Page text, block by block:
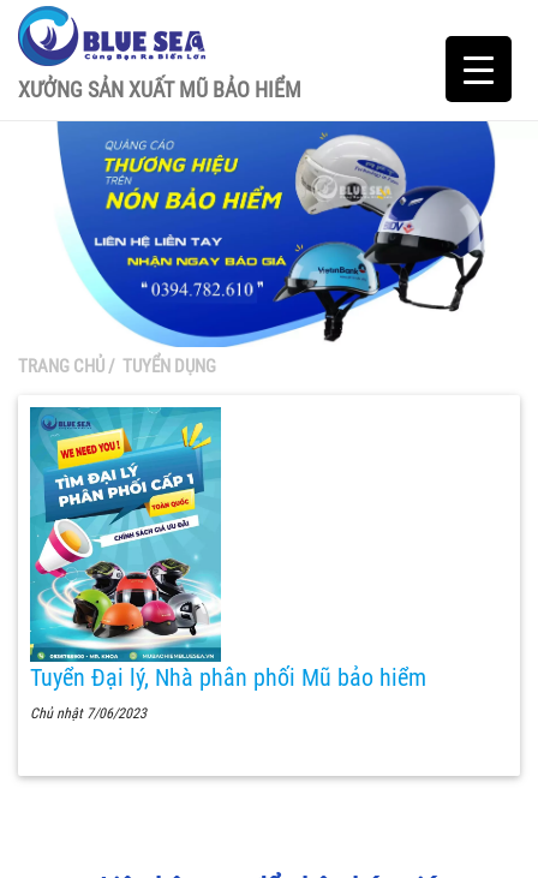
XƯỞNG SẢN XUẤT MŨ BẢO HIỂM
TRANG CHỦ/ TUYỂN DỤNG
Tuyển Đại lý, Nhà phân phối Mũ bảo hiểm
Chủ nhật 7/06/2023